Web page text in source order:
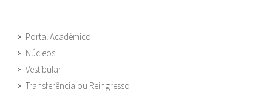
Portal Acadêmico
Núcleos
Vestibular
Transferência ou Reingresso